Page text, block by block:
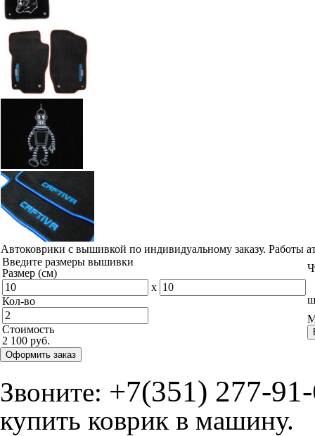
Автоковрики с вышивкой по индивидуальному заказу. Работы
Введите размеры вышивки
Размер (см)
x
Кол-во
Стоимость
2 100 руб.
Оформить заказ
Звоните: +7(351) 277-
купить коврик в машину.